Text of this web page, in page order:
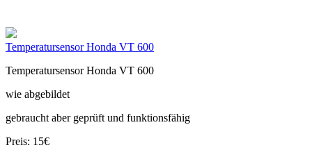
Temperatursensor Honda VT 600
Temperatursensor Honda VT 600
wie abgebildet
gebraucht aber geprüft und funktionsfähig
Preis: 15€